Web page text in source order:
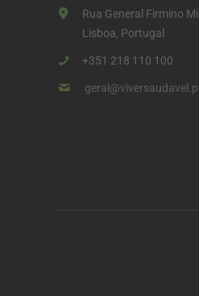
Rua General Firmino
Lisboa, Portugal
+351 218 110 100